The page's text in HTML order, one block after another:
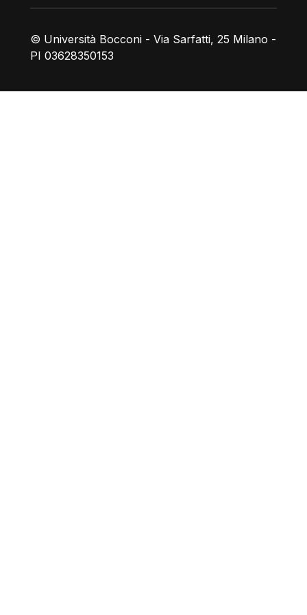
© Università Bocconi - Via Sarfatti, 25 Milano -
PI 03628350153